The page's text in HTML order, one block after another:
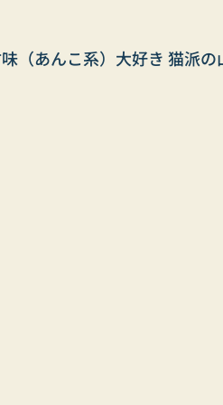
（あんこ系）大好き 猫派の